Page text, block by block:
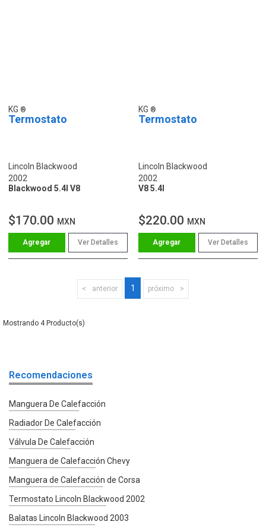
KG
Termostato
Lincoln Blackwood
2002
Blackwood 5.4l V8
$170.00 MXN
Ver Detalles
KG
Termostato
Lincoln Blackwood
2002
V8 5.4l
$220.00 MXN
Ver Detalles
anterior 1 próximo
4
Recomendaciones
Manguera De Calefacción
Radiador De Calefacción
Válvula De Calefacción
Manguera de Calefacción Chevy
Manguera de Calefacción de Corsa
Termostato Lincoln Blackwood 2002
Balatas Lincoln Blackwood 2003